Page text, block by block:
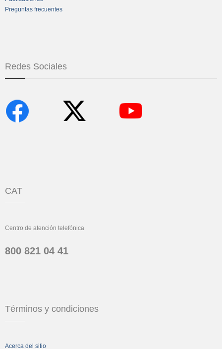
Preguntas frecuentes
Redes Sociales
CAT
Centro de atención telefónica
800 821 04 41
Términos y condiciones
Acerca del sitio